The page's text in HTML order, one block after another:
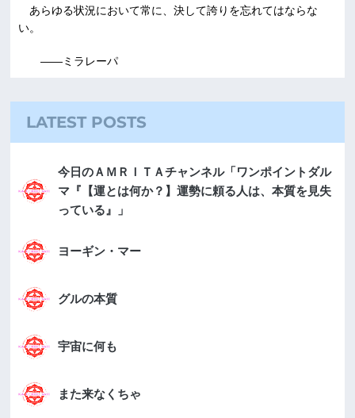
あらゆる状況において常に、決して誇りを忘れてはならな
い。
――ミラレーパ
LATEST POSTS
今日のＡＭＲＩＴＡチャンネル「ワンポイントダル
マ『【運とは何か？】運勢に頼る人は、本質を見失
っている』」
ヨーギン・マー
グルの本質
宇宙に何も
また来なくちゃ